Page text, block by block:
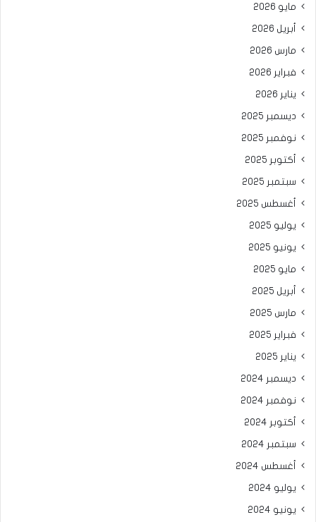
مايو 2026
أبريل 2026
مارس 2026
فبراير 2026
يناير 2026
ديسمبر 2025
نوفمبر 2025
أكتوبر 2025
سبتمبر 2025
أغسطس 2025
يوليو 2025
يونيو 2025
مايو 2025
أبريل 2025
مارس 2025
فبراير 2025
يناير 2025
ديسمبر 2024
نوفمبر 2024
أكتوبر 2024
سبتمبر 2024
أغسطس 2024
يوليو 2024
يونيو 2024